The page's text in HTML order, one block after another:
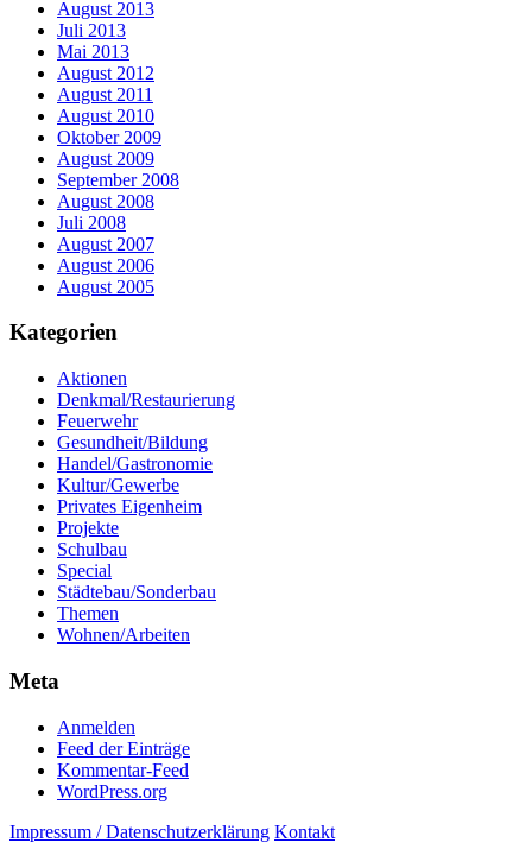
August 2013
Juli 2013
Mai 2013
August 2012
August 2011
August 2010
Oktober 2009
August 2009
September 2008
August 2008
Juli 2008
August 2007
August 2006
August 2005
Kategorien
Aktionen
Denkmal/Restaurierung
Feuerwehr
Gesundheit/Bildung
Handel/Gastronomie
Kultur/Gewerbe
Privates Eigenheim
Projekte
Schulbau
Special
Städtebau/Sonderbau
Themen
Wohnen/Arbeiten
Meta
Anmelden
Feed der Einträge
Kommentar-Feed
WordPress.org
Impressum / Datenschutzerklärung Kontakt